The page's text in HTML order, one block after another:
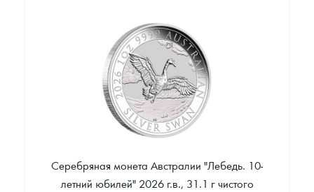
Цена выкупа
374 185 Руб.
Серебряная монета Австралии "Лебедь. 10-
летний юбилей" 2026 г.в., 31.1 г чистого